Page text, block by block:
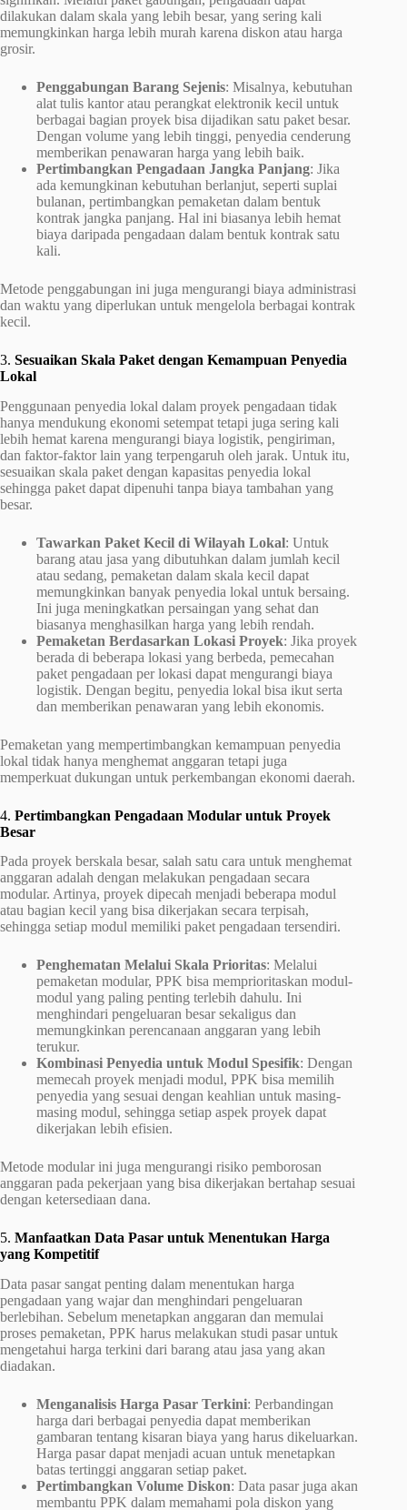
dilakukan dalam skala yang lebih besar, yang sering kali
memungkinkan harga lebih murah karena diskon atau harga
grosir.
Penggabungan Barang Sejenis: Misalnya, kebutuhan
alat tulis kantor atau perangkat elektronik kecil untuk
berbagai bagian proyek bisa dijadikan satu paket besar.
Dengan volume yang lebih tinggi, penyedia cenderung
memberikan penawaran harga yang lebih baik.
Pertimbangkan Pengadaan Jangka Panjang: Jika
ada kemungkinan kebutuhan berlanjut, seperti suplai
bulanan, pertimbangkan pemaketan dalam bentuk
kontrak jangka panjang. Hal ini biasanya lebih hemat
biaya daripada pengadaan dalam bentuk kontrak satu
kali.
Metode penggabungan ini juga mengurangi biaya administrasi
dan waktu yang diperlukan untuk mengelola berbagai kontrak
kecil.
3. Sesuaikan Skala Paket dengan Kemampuan Penyedia
Lokal
Penggunaan penyedia lokal dalam proyek pengadaan tidak
hanya mendukung ekonomi setempat tetapi juga sering kali
lebih hemat karena mengurangi biaya logistik, pengiriman,
dan faktor-faktor lain yang terpengaruh oleh jarak. Untuk itu,
sesuaikan skala paket dengan kapasitas penyedia lokal
sehingga paket dapat dipenuhi tanpa biaya tambahan yang
besar.
Tawarkan Paket Kecil di Wilayah Lokal: Untuk
barang atau jasa yang dibutuhkan dalam jumlah kecil
atau sedang, pemaketan dalam skala kecil dapat
memungkinkan banyak penyedia lokal untuk bersaing.
Ini juga meningkatkan persaingan yang sehat dan
biasanya menghasilkan harga yang lebih rendah.
Pemaketan Berdasarkan Lokasi Proyek: Jika proyek
berada di beberapa lokasi yang berbeda, pemecahan
paket pengadaan per lokasi dapat mengurangi biaya
logistik. Dengan begitu, penyedia lokal bisa ikut serta
dan memberikan penawaran yang lebih ekonomis.
Pemaketan yang mempertimbangkan kemampuan penyedia
lokal tidak hanya menghemat anggaran tetapi juga
memperkuat dukungan untuk perkembangan ekonomi daerah.
4. Pertimbangkan Pengadaan Modular untuk Proyek
Besar
Pada proyek berskala besar, salah satu cara untuk menghemat
anggaran adalah dengan melakukan pengadaan secara
modular. Artinya, proyek dipecah menjadi beberapa modul
atau bagian kecil yang bisa dikerjakan secara terpisah,
sehingga setiap modul memiliki paket pengadaan tersendiri.
Penghematan Melalui Skala Prioritas: Melalui
pemaketan modular, PPK bisa memprioritaskan modul-
modul yang paling penting terlebih dahulu. Ini
menghindari pengeluaran besar sekaligus dan
memungkinkan perencanaan anggaran yang lebih
terukur.
Kombinasi Penyedia untuk Modul Spesifik: Dengan
memecah proyek menjadi modul, PPK bisa memilih
penyedia yang sesuai dengan keahlian untuk masing-
masing modul, sehingga setiap aspek proyek dapat
dikerjakan lebih efisien.
Metode modular ini juga mengurangi risiko pemborosan
anggaran pada pekerjaan yang bisa dikerjakan bertahap sesuai
dengan ketersediaan dana.
5. Manfaatkan Data Pasar untuk Menentukan Harga
yang Kompetitif
Data pasar sangat penting dalam menentukan harga
pengadaan yang wajar dan menghindari pengeluaran
berlebihan. Sebelum menetapkan anggaran dan memulai
proses pemaketan, PPK harus melakukan studi pasar untuk
mengetahui harga terkini dari barang atau jasa yang akan
diadakan.
Menganalisis Harga Pasar Terkini: Perbandingan
harga dari berbagai penyedia dapat memberikan
gambaran tentang kisaran biaya yang harus dikeluarkan.
Harga pasar dapat menjadi acuan untuk menetapkan
batas tertinggi anggaran setiap paket.
Pertimbangkan Volume Diskon: Data pasar juga akan
membantu PPK dalam memahami pola diskon yang